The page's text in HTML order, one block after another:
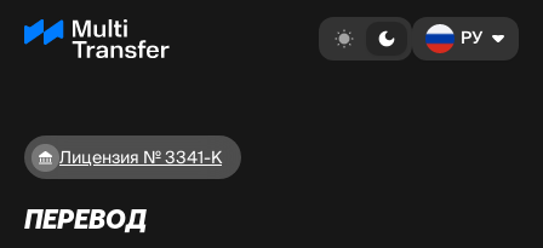
РУ
Лицензия № 3341-К
ПЕРЕВОД